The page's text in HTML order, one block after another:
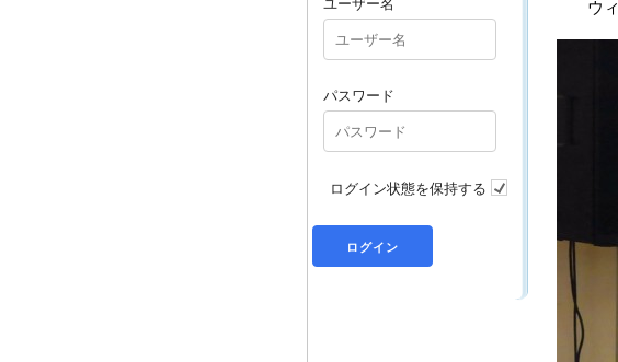
ウ
パスワード
ログイン状態を保持する